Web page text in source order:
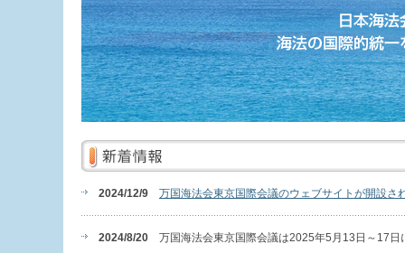
2024/12/9 万国海法会東京国際会議のウェブサイトが開設さ
2024/8/20 万国海法会東京国際会議は2025年5月13日～17日